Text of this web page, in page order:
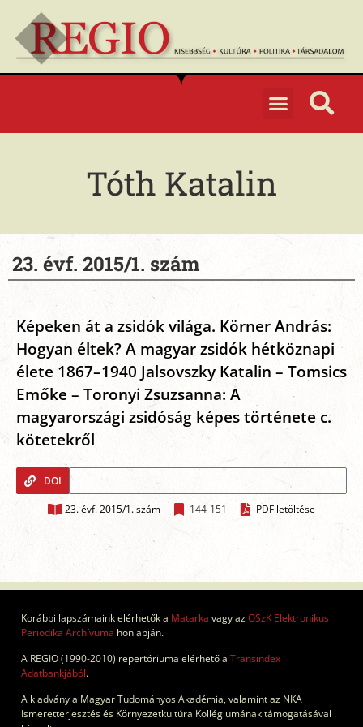
Tóth Katalin
23. évf. 2015/1. szám
Képeken át a zsidók világa. Körner András:
Hogyan éltek? A magyar zsidók hétköznapi
élete 1867–1940 Jalsovszky Katalin – Tomsics
Emőke – Toronyi Zsuzsanna: A
magyarországi zsidóság képes története c.
kötetekről
DOI
23. évf. 2015/1. szám 144-151 PDF letöltése
Korábbi lapszámaink elérhetők a Matarka vagy azOSzK Elektronikus
Periodika Archívuma honlapján.
A REGIO (1990-2010) repertóriuma elérhető a Transindex
Adatbankjából.
A kiadvány a Magyar Tudományos Akadémia, valamint az NKA
Ismeretterjesztés és Környezetkultúra Kollégiumának támogatásával